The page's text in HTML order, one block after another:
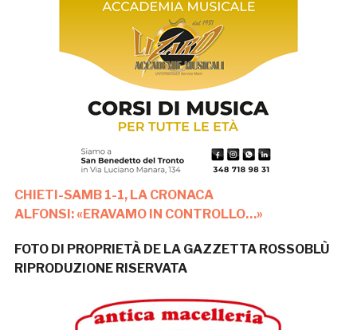
CHIETI-SAMB 1-1, LA CRONACA
ALFONSI: «ERAVAMO IN CONTROLLO…»
FOTO DI PROPRIETÀ DE LA GAZZETTA ROSSOBLÙ
RIPRODUZIONE RISERVATA